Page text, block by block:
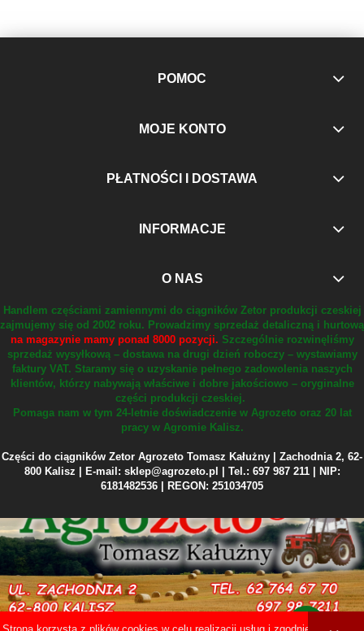
POMOC
MOJE KONTO
PŁATNOŚCI I DOSTAWA
INFORMACJE
O NAS
Handlem częściami zamiennymi do ciągników Zetor produkcji czeskiej
zajmujemy się od 2002 roku. Prowadzimy sprzedaż detaliczną i hurtową
na magazynie mamy ponad 8000 pozycji. Szczególnie rozwinęliśmy
sprzedaż wysyłkową – dostawa na drugi dzień roboczy – wystawiamy
faktury VAT. Staramy się o uzyskanie pełnego zadowolenia naszych
klientów, którzy nabywają właściwe i dobre jakościowo – oryginalne
części produkcji czeskiej.
Pomaga nam w tym 24-letnie doświadczenie w Agrozeto oraz 20 lat
pracy w Agromie Kalisz.
Części do ciągników Zetor Agrozeto Tomasz Kałużny | Zachodnia 2, 62-
800 Kalisz | E-mail: sklep@agrozeto.pl | Tel.: 697 987 211 | NIP:
6181482536 | REGON: 251034705